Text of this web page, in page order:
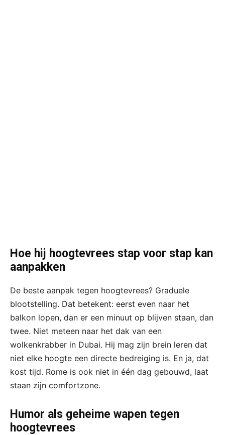
Hoe hij hoogtevrees stap voor stap kan
aanpakken
De beste aanpak tegen hoogtevrees? Graduele
blootstelling. Dat betekent: eerst even naar het
balkon lopen, dan er een minuut op blijven staan, dan
twee. Niet meteen naar het dak van een
wolkenkrabber in Dubai. Hij mag zijn brein leren dat
niet elke hoogte een directe bedreiging is. En ja, dat
kost tijd. Rome is ook niet in één dag gebouwd, laat
staan zijn comfortzone.
Humor als geheime wapen tegen
hoogtevrees